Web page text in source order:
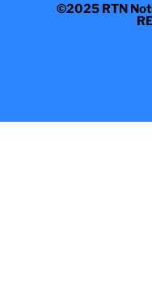
©2025 RTN